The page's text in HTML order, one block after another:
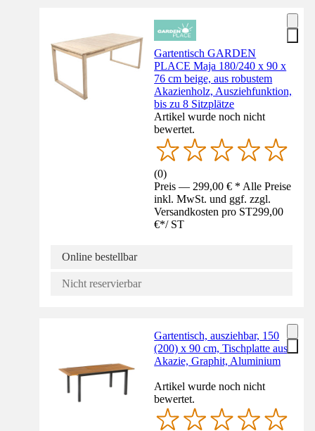
Gartentisch GARDEN
PLACE Maja 180/240 x 90 x
76 cm beige, aus robustem
Akazienholz, Ausziehfunktion,
bis zu 8 Sitzplätze
Artikel wurde noch nicht
bewertet.
(0)
Preis — 299,00 € * Alle Preise
inkl. MwSt. und ggf. zzgl.
Versandkosten pro ST299,00
€*/ ST
Online bestellbar
Nicht reservierbar
Gartentisch, ausziehbar, 150
(200) x 90 cm, Tischplatte aus
Akazie, Graphit, Aluminium
Artikel wurde noch nicht
bewertet.